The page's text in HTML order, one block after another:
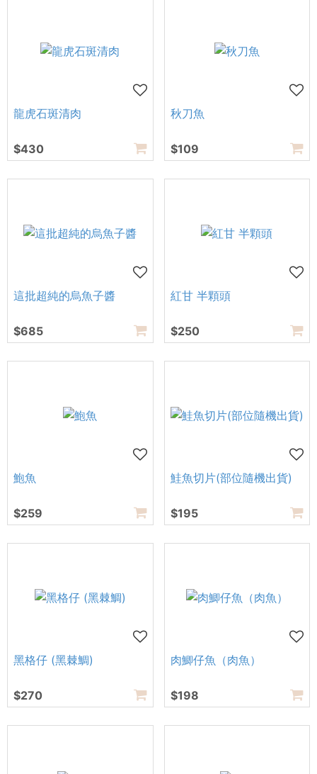
龍虎石斑清肉
$430
秋刀魚
$109
這批超純的烏魚子醬
$685
紅甘 半顆頭
$250
鮑魚
$259
鮭魚切片(部位隨機出貨)
$195
黑格仔 (黑棘鯛)
$270
肉鯽仔魚（肉魚）
$198